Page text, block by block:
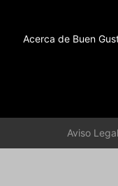
Acerca de Buen
Aviso Legal